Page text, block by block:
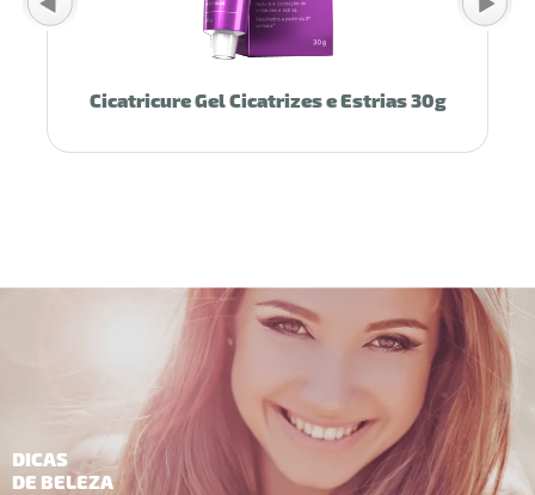
Cicatricure Gel Cicatrizes e Estrias 30g
DICAS
DE BELEZA